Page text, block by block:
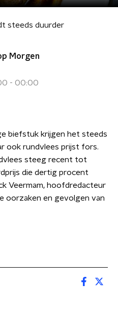
steeds duurder
Morgen
- 00:00
biefstuk krijgen het steeds
ook rundvlees prijst fors.
steeg recent tot
die dertig procent
Veermam, hoofdredacteur
oorzaken en gevolgen van